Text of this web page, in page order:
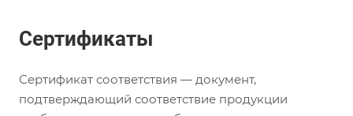
Сертификаты
Сертификат соответствия — документ,
подтверждающий соответствие продукции